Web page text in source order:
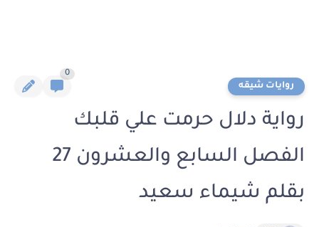
روايات شيقه
0
رواية دلال حرمت علي قلبك
الفصل السابع والعشرون 27
بقلم شيماء سعيد